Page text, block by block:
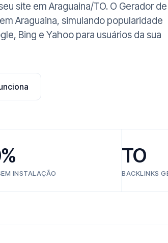
site em Araguaina/TO. O Gerador de
Araguaina, simulando popularidade
Bing e Yahoo para usuários da sua
INSTALAÇÃO
TO
BACKLINKS